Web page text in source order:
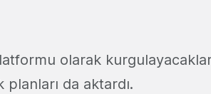
olarak
da aktardı.